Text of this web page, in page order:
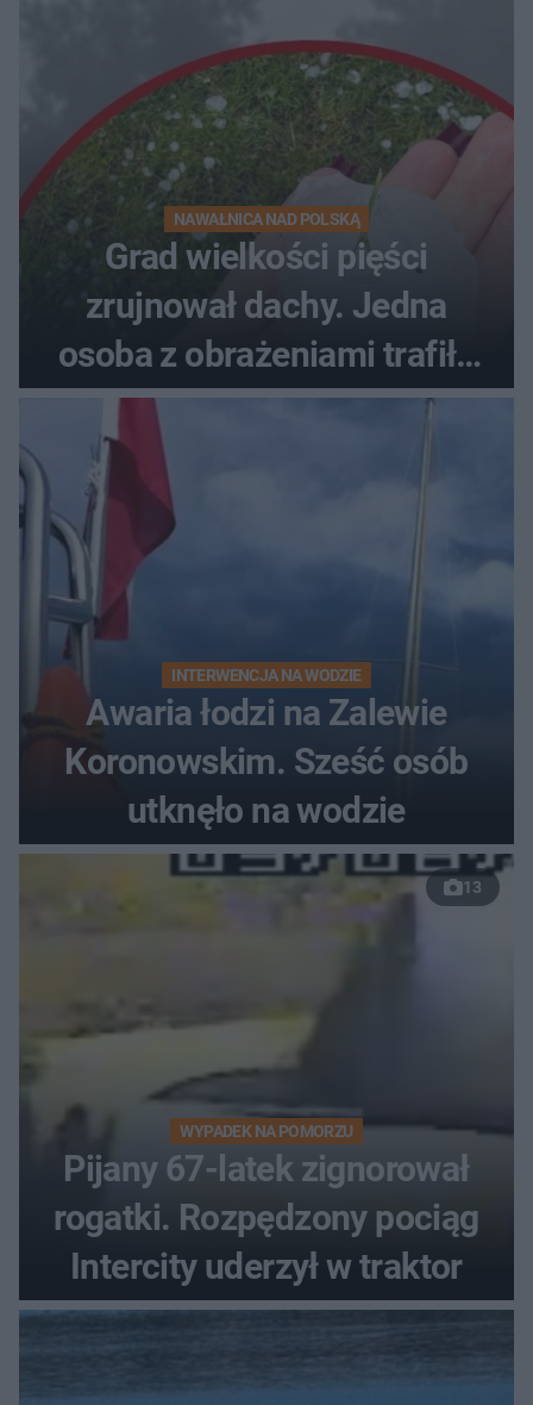
NAWAŁNICA NAD POLSKĄ
Grad wielkości pięści
zrujnował dachy. Jedna
osoba z obrażeniami trafiła
do szpitala
INTERWENCJA NA WODZIE
Awaria łodzi na Zalewie
Koronowskim. Sześć osób
utknęło na wodzie
13
WYPADEK NA POMORZU
Pijany 67-latek zignorował
rogatki. Rozpędzony pociąg
Intercity uderzył w traktor